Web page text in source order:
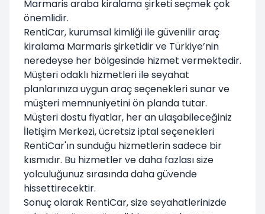
Marmaris araba kiralama şirketi seçmek çok
önemlidir.
RentiCar, kurumsal kimliği ile güvenilir araç
kiralama Marmaris şirketidir ve Türkiye’nin
neredeyse her bölgesinde hizmet vermektedir.
Müşteri odaklı hizmetleri ile seyahat
planlarınıza uygun araç seçenekleri sunar ve
müşteri memnuniyetini ön planda tutar.
Müşteri dostu fiyatlar, her an ulaşabileceğiniz
İletişim Merkezi, ücretsiz iptal seçenekleri
RentiCar'ın sunduğu hizmetlerin sadece bir
kısmıdır. Bu hizmetler ve daha fazlası size
yolculuğunuz sırasında daha güvende
hissettirecektir.
Sonuç olarak RentiCar, size seyahatlerinizde